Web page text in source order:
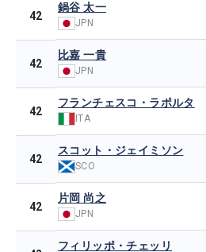
42
鍋谷 太一
JPN
42
比嘉 一貴
JPN
42
フランチェスコ・ラポルタ
ITA
42
スコット・ジェイミソン
SCO
42
片岡 尚之
JPN
フィリッポ・チェッリ